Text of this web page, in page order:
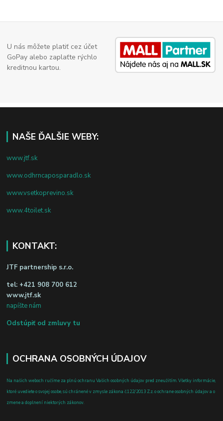
U nás môžete platiť cez účet
GoPay alebo zaplaťte rýchlo
kreditnou kartou.
NAŠE ĎALŠIE WEBY:
www.jtf.sk
www.odhrncaposparadlo.sk
www.vsetkoprevino.sk
www.4toilet.sk
KONTAKT:
JTF partnership s.r.o.
tel: +421 908 700 612
www.jtf.sk
napíšte nám
Odstúpiť od zmluvy tu
OCHRANA OSOBNÝCH ÚDAJOV
Na našich weboch ručíme za plnú ochranu Vašich osobných údajov pred zneužitím. Všetky informácie,
ktoré uvediete o svojej osobe, sú chránené v zmysle zákona č.122/2013 Z.z. o ochrane osobných údajov a o
zmene a doplnení niektorých zákonov.